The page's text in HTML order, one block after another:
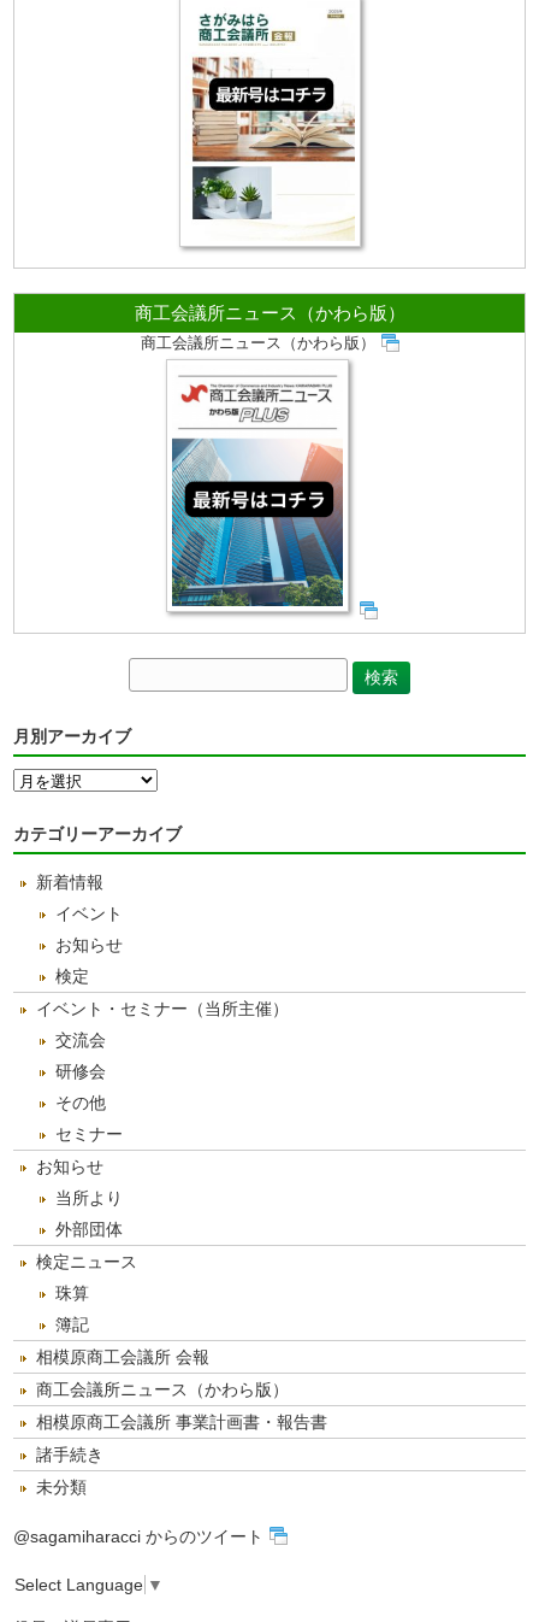
商工会議所ニュース（かわら版）
商工会議所ニュース（かわら版）
月別アーカイブ
月
ー
イ
カテゴリーアーカイブ
新着情報
イベント
お知らせ
検定
イベント・セミナー（当所主催）
交流会
研修会
その他
セミナー
お知らせ
当所より
外部団体
検定ニュース
珠算
簿記
相模原商工会議所 会報
商工会議所ニュース（かわら版）
相模原商工会議所 事業計画書・報告書
諸手続き
未分類
@sagamiharacci からのツイート
Select Language ▼